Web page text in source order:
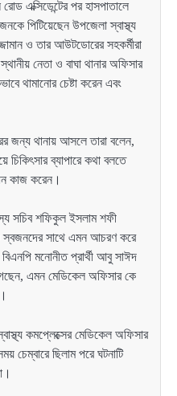
এক্সিডেন্টের পর হাসপাতালে
পিটিয়েছেন উপজেলা স্বাস্থ্য
ও তার আউটডোরের সহকর্মীরা
নেতা ও বাঘা থানার অফিসার
থামানোর চেষ্টা করেন এবং
জন্য থানায় আসলে তারা বলেন,
চিকিৎসার ব্যাপারে কথা বলতে
কাজ করেন।
সচিব শফিকুল ইসলাম শফী
ও স্বজনদের সাথে এমন আচরণ করে
মনোনীত প্রার্থী আবু সাঈদ
এমন মেডিকেল অফিসার কে
কমপ্লেক্সের মেডিকেল অফিসার
ছিলাম পরে ঘটনাটি